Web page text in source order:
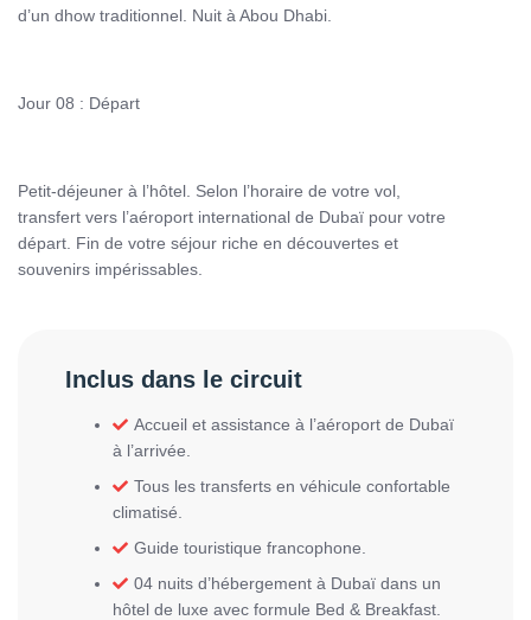
d’un dhow traditionnel. Nuit à Abou Dhabi.
Jour 08 : Départ
Petit-déjeuner à l’hôtel. Selon l’horaire de votre vol,
transfert vers l’aéroport international de Dubaï pour votre
départ. Fin de votre séjour riche en découvertes et
souvenirs impérissables.
Inclus dans le circuit
Accueil et assistance à l’aéroport de Dubaï
à l’arrivée.
Tous les transferts en véhicule confortable
climatisé.
Guide touristique francophone.
04 nuits d’hébergement à Dubaï dans un
hôtel de luxe avec formule Bed & Breakfast.